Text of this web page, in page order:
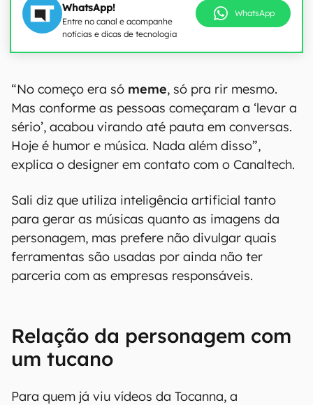
WhatsApp!
Entre no canal e acompanhe
notícias e dicas de tecnologia
WhatsApp
“No começo era só meme, só pra rir mesmo.
Mas conforme as pessoas começaram a ‘levar a
sério’, acabou virando até pauta em conversas.
Hoje é humor e música. Nada além disso”,
explica o designer em contato com o Canaltech.
Sali diz que utiliza inteligência artificial tanto
para gerar as músicas quanto as imagens da
personagem, mas prefere não divulgar quais
ferramentas são usadas por ainda não ter
parceria com as empresas responsáveis.
Relação da personagem com
um tucano
Para quem já viu vídeos da Tocanna, a